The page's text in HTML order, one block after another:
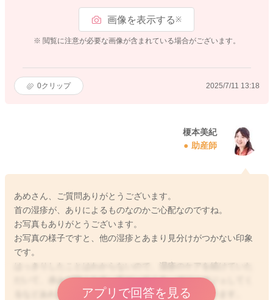
画像を表示する※
※ 閲覧に注意が必要な画像が含まれている場合がございます。
0クリップ 2025/7/11 13:18
榎本美紀
助産師
あめさん、ご質問ありがとうございます。
首の湿疹が、ありによるものなのかご心配なのですね。
お写真もありがとうございます。
お写真の様子ですと、他の湿疹とあまり見分けがつかない印象
です。
だいて、赤みが強くなる、広がってくる、グジュグジュしてく
るなどあれば受診していただいた方が良いかなと思います。
アプリで回答を見る